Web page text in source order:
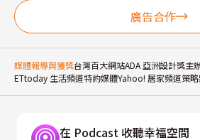
廣告合作
媒體報導與獲獎台灣百大網站ADA 亞洲設計獎主
ETtoday 生活頻道特約媒體Yahoo! 居家頻道策
在 Podcast 收聽幸福空間